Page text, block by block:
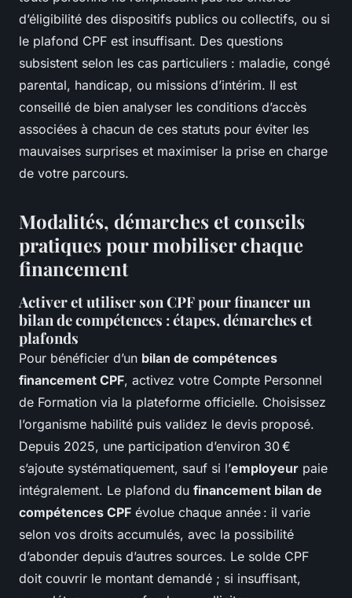
d’éligibilité des dispositifs publics ou collectifs, ou si
le plafond CPF est insuffisant. Des questions
subsistent selon les cas particuliers : maladie, congé
parental, handicap, ou missions d’intérim. Il est
conseillé de bien analyser les conditions d’accès
associées à chacun de ces statuts pour éviter les
mauvaises surprises et maximiser la prise en charge
de votre parcours.
Modalités, démarches et conseils
pratiques pour mobiliser chaque
financement
Activer et utiliser son CPF pour financer un
bilan de compétences : étapes, démarches et
plafonds
Pour bénéficier d’un bilan de compétences
financement CPF, activez votre Compte Personnel
de Formation via la plateforme officielle. Choisissez
l’organisme habilité puis validez le devis proposé.
Depuis 2025, une participation d’environ 30 €
s’ajoute systématiquement, sauf si l’employeur paie
intégralement. Le plafond du financement bilan de
compétences CPF évolue chaque année : il varie
selon vos droits accumulés, avec la possibilité
d’abonder depuis d’autres sources. Le solde CPF
doit couvrir le montant demandé ; si insuffisant,